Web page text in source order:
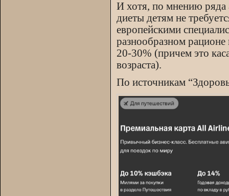
И хотя, по мнению ряда
диеты детям не
европейскими
разнообразном
20-30% (причем это
возраста).
По источникам